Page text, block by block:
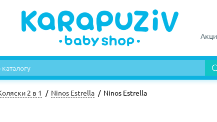
2 в 1 Ninos Estrella Ninos Estrella